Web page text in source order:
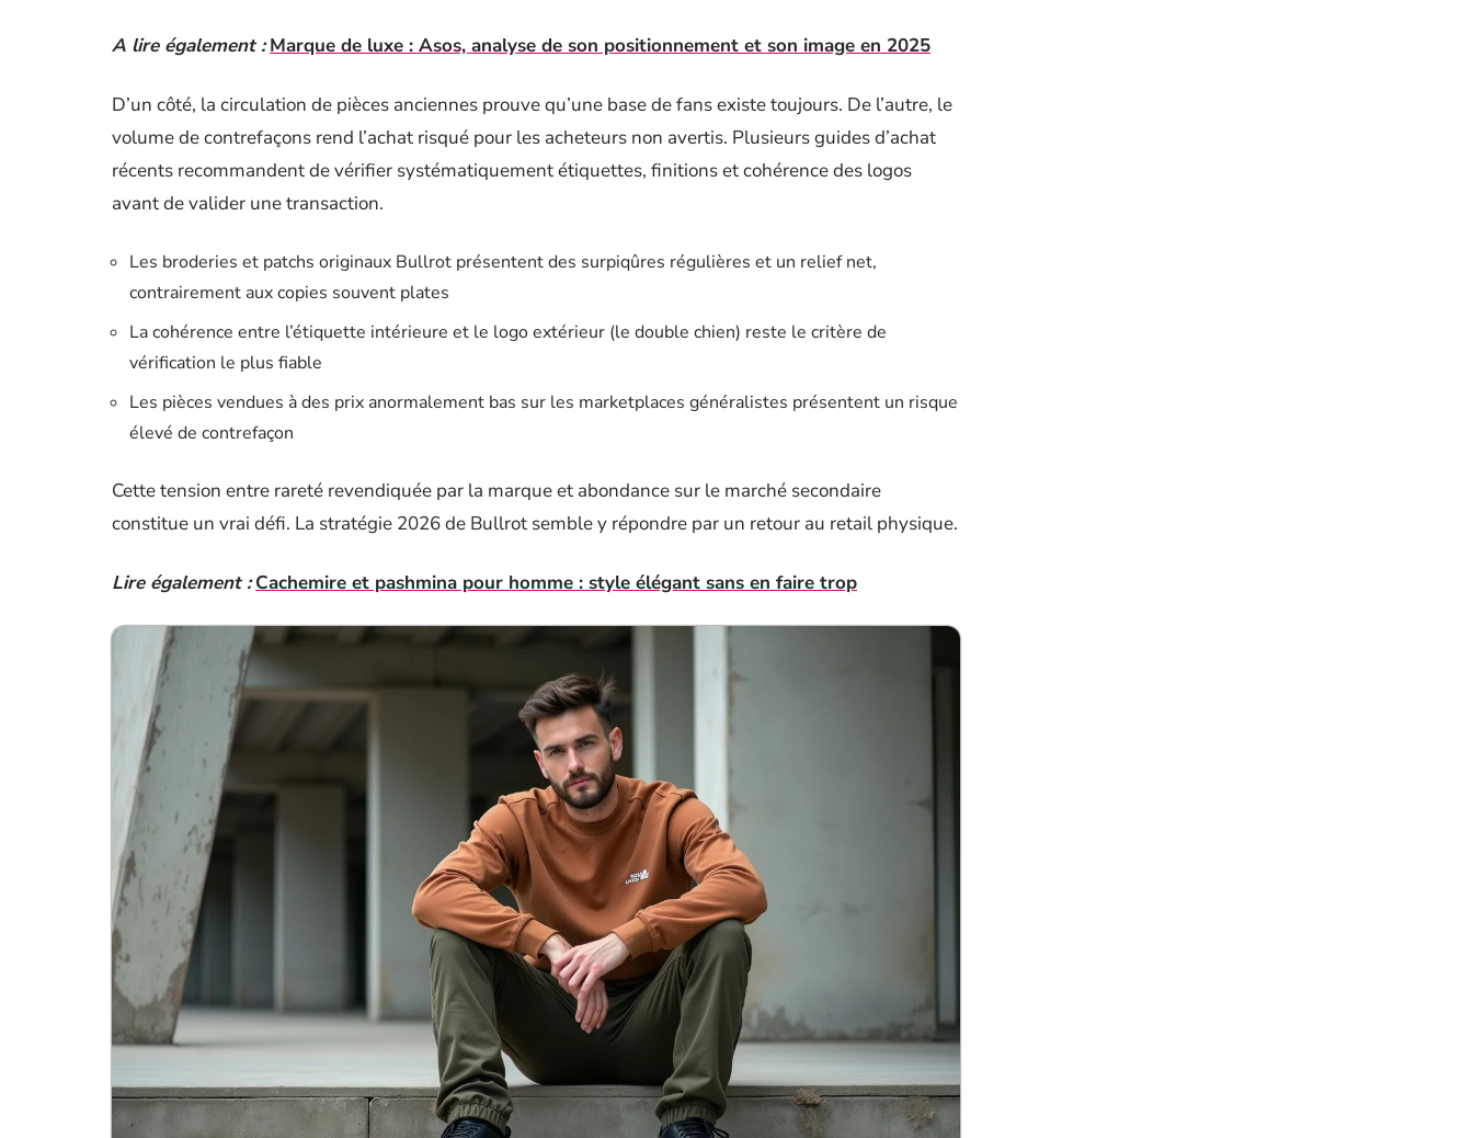
A lire également : Marque de luxe : Asos, analyse de son positionnement et son image en 2025
D’un côté, la circulation de pièces anciennes prouve qu’une base de fans existe toujours. De l’autre, le
volume de contrefaçons rend l’achat risqué pour les acheteurs non avertis. Plusieurs guides d’achat
récents recommandent de vérifier systématiquement étiquettes, finitions et cohérence des logos
avant de valider une transaction.
Les broderies et patchs originaux Bullrot présentent des surpiqûres régulières et un relief net,
contrairement aux copies souvent plates
La cohérence entre l’étiquette intérieure et le logo extérieur (le double chien) reste le critère de
vérification le plus fiable
Les pièces vendues à des prix anormalement bas sur les marketplaces généralistes présentent un risque
élevé de contrefaçon
Cette tension entre rareté revendiquée par la marque et abondance sur le marché secondaire
constitue un vrai défi. La stratégie 2026 de Bullrot semble y répondre par un retour au retail physique.
Lire également : Cachemire et pashmina pour homme : style élégant sans en faire trop